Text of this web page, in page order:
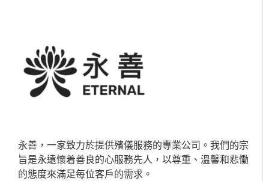
永善，一家致力於提供殯儀服務的專業公司。我們的宗
旨是永遠懷着善良的心服務先人，以尊重、溫馨和悲慟
的態度來滿足每位客戶的需求。